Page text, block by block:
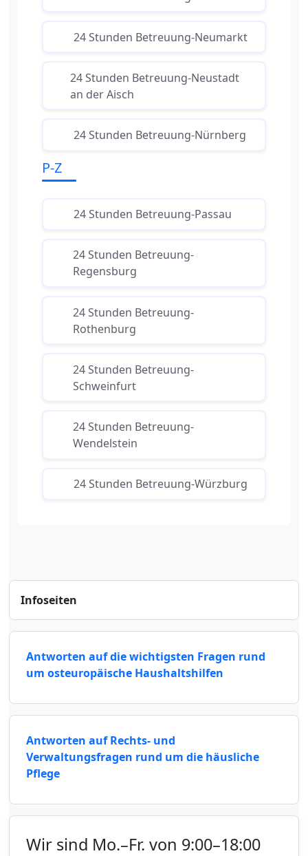
24 Stunden Betreuung-Neumarkt
24 Stunden Betreuung-Neustadt
an der Aisch
24 Stunden Betreuung-Nürnberg
P-Z
24 Stunden Betreuung-Passau
24 Stunden Betreuung-
Regensburg
24 Stunden Betreuung-
Rothenburg
24 Stunden Betreuung-
Schweinfurt
24 Stunden Betreuung-
Wendelstein
24 Stunden Betreuung-Würzburg
Infoseiten
Antworten auf die wichtigsten Fragen rund
um osteuropäische Haushaltshilfen
Antworten auf Rechts- und
Verwaltungsfragen rund um die häusliche
Pflege
Wir sind Mo.–Fr. von 9:00–18:00